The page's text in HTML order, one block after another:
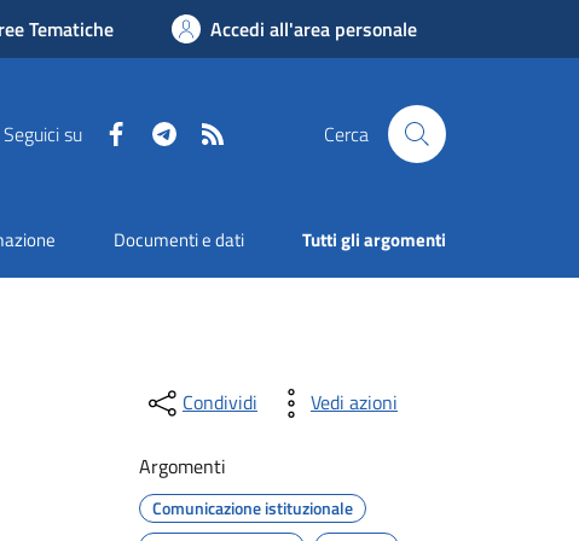
Tematiche Accedi all'area personale
Seguici su FacebookTelegram Cerca
Documenti e dati Tutti gli argomenti
Condividi Vedi azioni
Argomenti
Comunicazione istituzionale